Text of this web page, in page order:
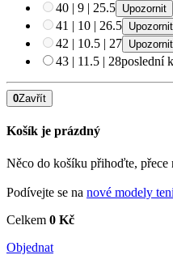
40 | 9 | 25.5 Upozornit
41 | 10 | 26.5 Upozornit
42 | 10.5 | 27 Upozornit
43 | 11.5 | 28poslední
0Zavřít
Košík je prázdný
Něco do košíku přihoďte, přece
Podívejte se na nové modely
Celkem 0 Kč
Objednat